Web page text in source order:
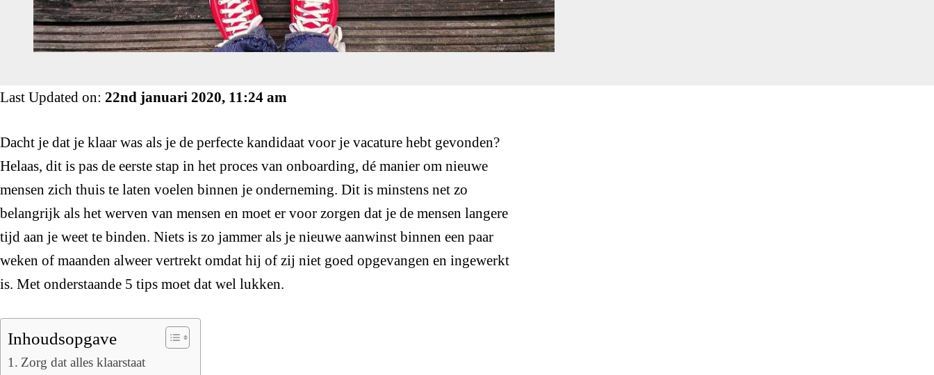
Last Updated on: 22nd januari 2020, 11:24 am
Dacht je dat je klaar was als je de perfecte kandidaat voor je vacature hebt gevonden?
Helaas, dit is pas de eerste stap in het proces van onboarding, dé manier om nieuwe
mensen zich thuis te laten voelen binnen je onderneming. Dit is minstens net zo
belangrijk als het werven van mensen en moet er voor zorgen dat je de mensen langere
tijd aan je weet te binden. Niets is zo jammer als je nieuwe aanwinst binnen een paar
weken of maanden alweer vertrekt omdat hij of zij niet goed opgevangen en ingewerkt
is. Met onderstaande 5 tips moet dat wel lukken.
Inhoudsopgave
Zorg dat alles klaarstaat